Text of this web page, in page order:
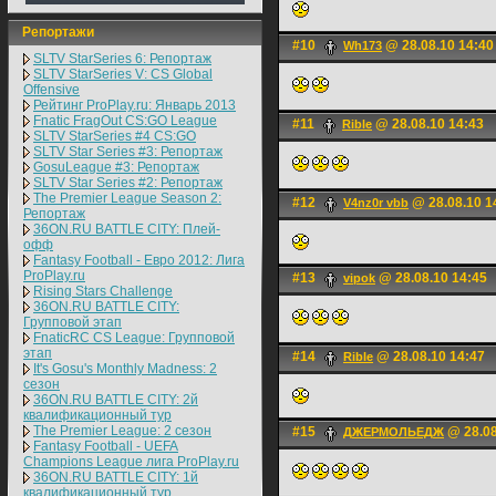
Репортажи
SLTV StarSeries 6: Репортаж
SLTV StarSeries V: CS Global
Offensive
Рейтинг ProPlay.ru: Январь 2013
Fnatic FragOut CS:GO League
SLTV StarSeries #4 CS:GO
SLTV Star Series #3: Репортаж
GosuLeague #3: Репортаж
SLTV Star Series #2: Репортаж
The Premier League Season 2:
Репортаж
36ON.RU BATTLE CITY: Плей-
офф
Fantasy Football - Евро 2012: Лига
ProPlay.ru
Rising Stars Challenge
36ON.RU BATTLE CITY:
Групповой этап
FnaticRC CS League: Групповой
этап
It's Gosu's Monthly Madness: 2
сезон
36ON.RU BATTLE CITY: 2й
квалификационный тур
The Premier League: 2 cезон
Fantasy Football - UEFA
Champions League лига ProPlay.ru
36ON.RU BATTLE CITY: 1й
квалификационный тур
#10 Wh173 @ 28.08.10 14:40
#11 Rible @ 28.08.10 14:43
#12 V4nz0r vbb @ 28.08.10
#13 vipok @ 28.08.10 14:45
#14 Rible @ 28.08.10 14:47
#15 ДЖЕРМОЛЬЕДЖ @